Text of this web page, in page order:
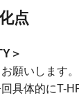
点
願いします。
具体的にT-